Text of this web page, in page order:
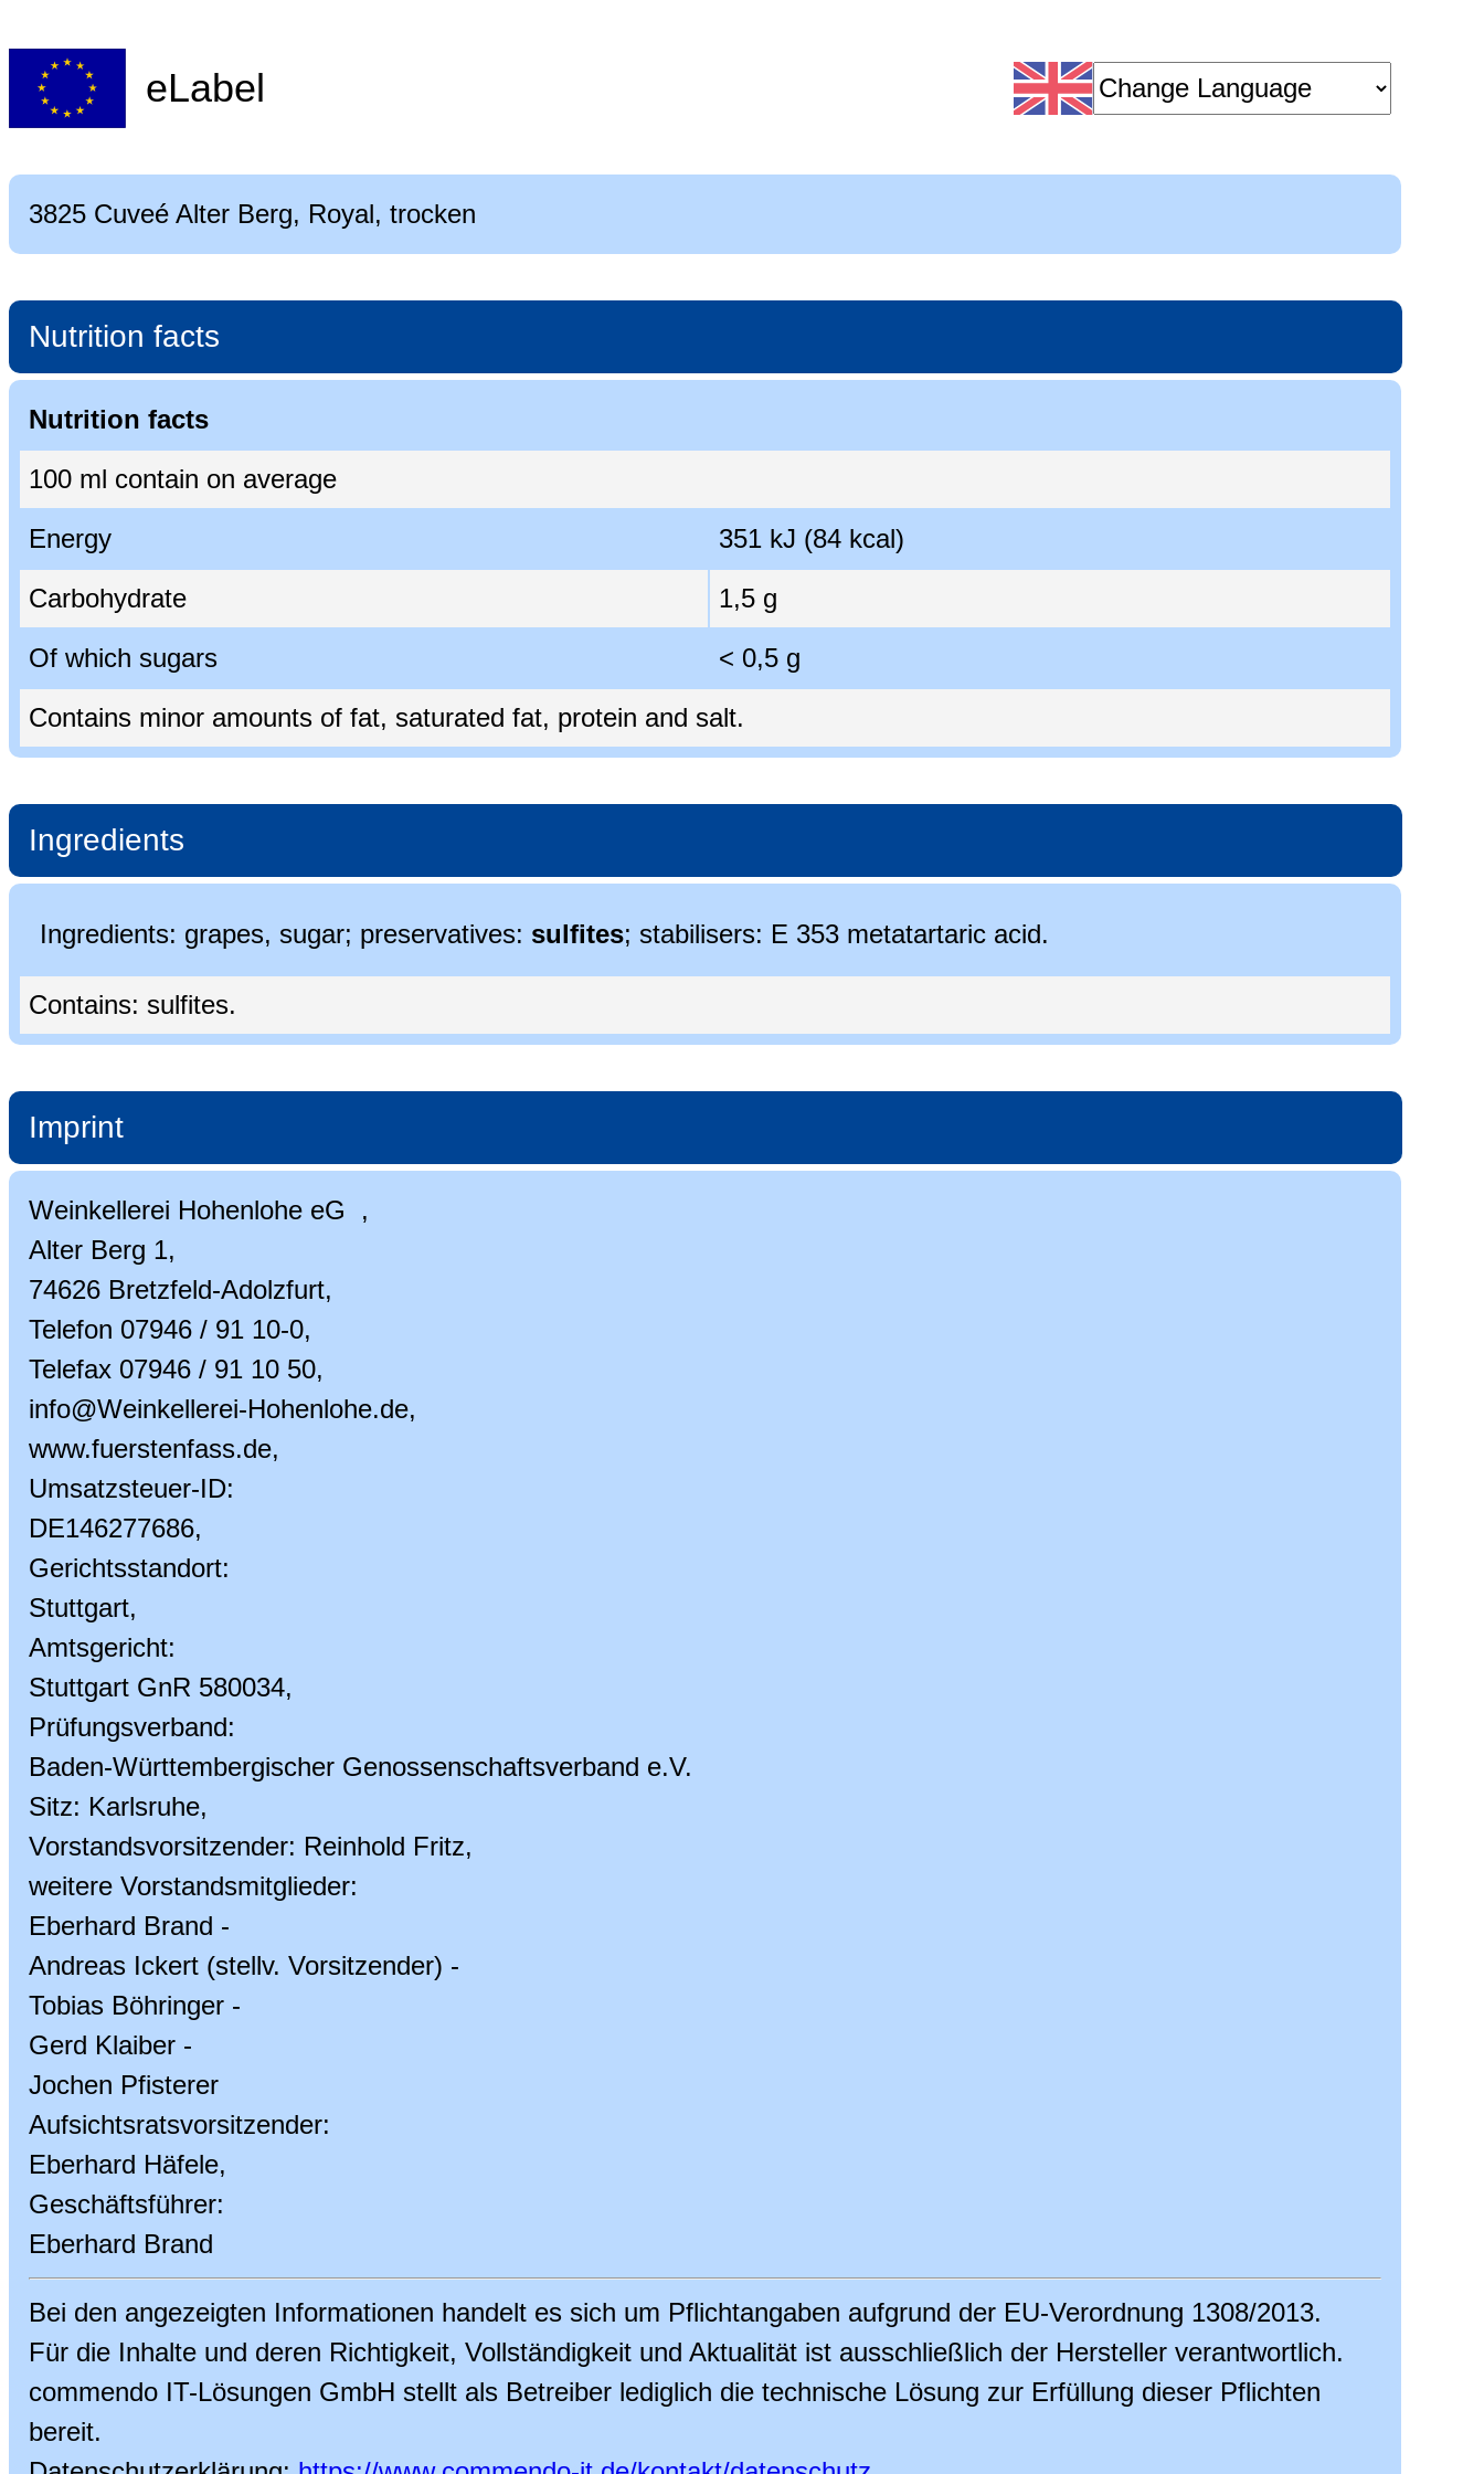
eLabel
3825 Cuveé Alter Berg, Royal, trocken
Nutrition facts
Nutrition facts
100 ml contain on average
Energy
351 kJ (84 kcal)
Carbohydrate
1,5 g
Of which sugars
< 0,5 g
Contains minor amounts of fat, saturated fat, protein and salt.
Ingredients
Ingredients: grapes, sugar; preservatives: sulfites; stabilisers: E 353 metatartaric acid.
Contains: sulfites.
Imprint
Weinkellerei Hohenlohe eG ,
Alter Berg 1,
74626 Bretzfeld-Adolzfurt,
Telefon 07946 / 91 10-0,
Telefax 07946 / 91 10 50,
info@Weinkellerei-Hohenlohe.de,
www.fuerstenfass.de,
Umsatzsteuer-ID:
DE146277686,
Gerichtsstandort:
Stuttgart,
Amtsgericht:
Stuttgart GnR 580034,
Prüfungsverband:
Baden-Württembergischer Genossenschaftsverband e.V.
Sitz: Karlsruhe,
Vorstandsvorsitzender: Reinhold Fritz,
weitere Vorstandsmitglieder:
Eberhard Brand -
Andreas Ickert (stellv. Vorsitzender) -
Tobias Böhringer -
Gerd Klaiber -
Jochen Pfisterer
Aufsichtsratsvorsitzender:
Eberhard Häfele,
Geschäftsführer:
Eberhard Brand
Bei den angezeigten Informationen handelt es sich um Pflichtangaben aufgrund der EU-Verordnung 1308/2013.
Für die Inhalte und deren Richtigkeit, Vollständigkeit und Aktualität ist ausschließlich der Hersteller verantwortlich.
commendo IT-Lösungen GmbH stellt als Betreiber lediglich die technische Lösung zur Erfüllung dieser Pflichten
bereit.